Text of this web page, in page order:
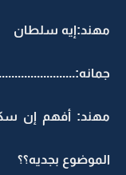
مهند:إيه سلطان
مهند: أفهم إن
الموضوع بجديه؟؟